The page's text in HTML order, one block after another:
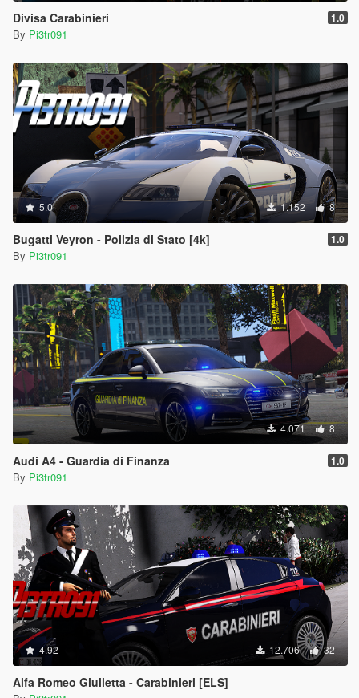
Divisa Carabinieri 1.0
By Pi3tr091
5.0 1.152 8
Bugatti Veyron - Polizia di Stato [4k] 1.0
By Pi3tr091
4.071 8
Audi A4 - Guardia di Finanza 1.0
By Pi3tr091
4.92 12.706 32
Alfa Romeo Giulietta - Carabinieri [ELS]